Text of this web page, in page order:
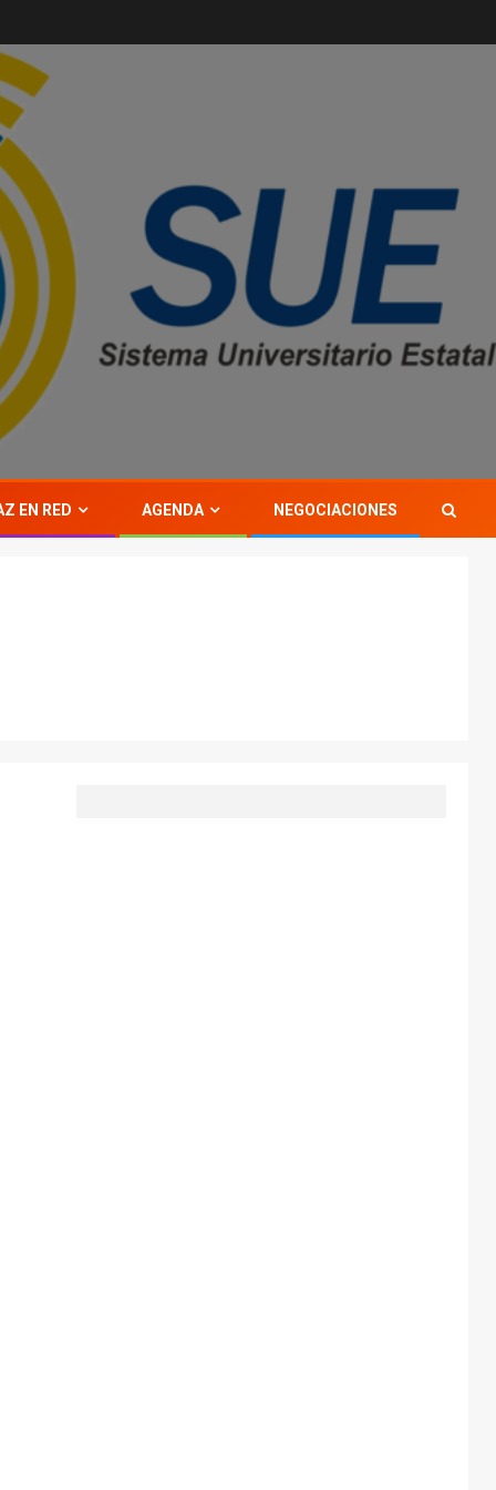
EN RED AGENDA NEGOCIACIONES